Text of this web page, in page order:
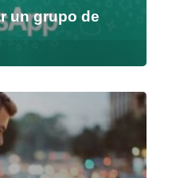
un grupo de